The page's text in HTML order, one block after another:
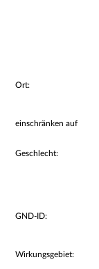
Ort:
einschränken auf
Geschlecht:
GND-ID:
Wirkungsgebiet: